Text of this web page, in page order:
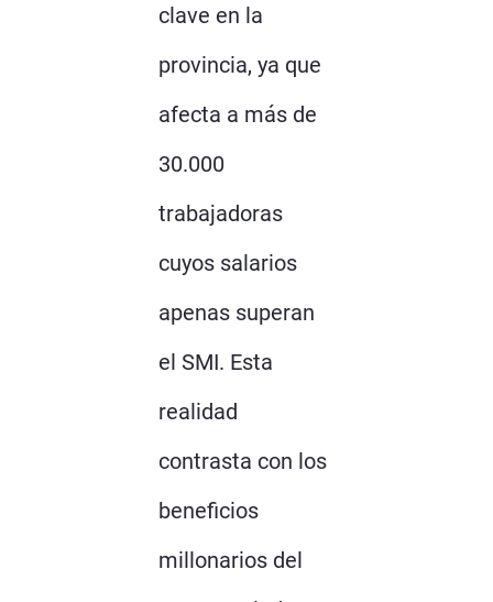
clave en la
provincia, ya que
afecta a más de
30.000
trabajadoras
cuyos salarios
apenas superan
el SMI. Esta
realidad
contrasta con los
beneficios
millonarios del